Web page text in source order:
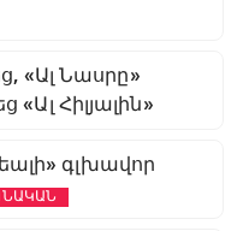
«Ալ Նասրը»
Հիլյալին»
գլխավոր